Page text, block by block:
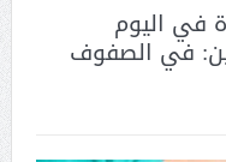
في اليوم
في الصفوف